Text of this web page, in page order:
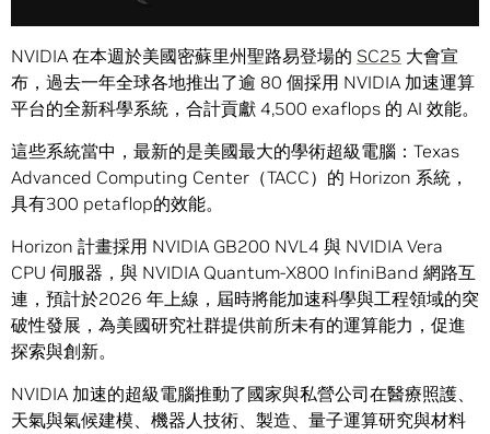
NVIDIA 在本週於美國密蘇里州聖路易登場的 SC25 大會宣
布，過去一年全球各地推出了逾 80 個採用 NVIDIA 加速運算
平台的全新科學系統，合計貢獻 4,500 exaflops 的 AI 效能。
這些系統當中，最新的是美國最大的學術超級電腦：Texas
Advanced Computing Center（TACC）的 Horizon 系統，
具有300 petaflop的效能。
Horizon 計畫採用 NVIDIA GB200 NVL4 與 NVIDIA Vera
CPU 伺服器，與 NVIDIA Quantum-X800 InfiniBand 網路互
連，預計於2026 年上線，屆時將能加速科學與工程領域的突
破性發展，為美國研究社群提供前所未有的運算能力，促進
探索與創新。
NVIDIA 加速的超級電腦推動了國家與私營公司在醫療照護、
天氣與氣候建模、機器人技術、製造、量子運算研究與材料